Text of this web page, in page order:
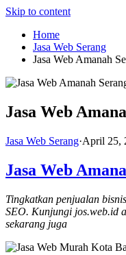
Skip to content
Home
Jasa Web Serang
Jasa Web Amanah
Jasa Web
Jasa Web Serang·April 25,
Jasa Web
Tingkatkan penjualan
SEO. Kunjungi jos.web.id
sekarang juga